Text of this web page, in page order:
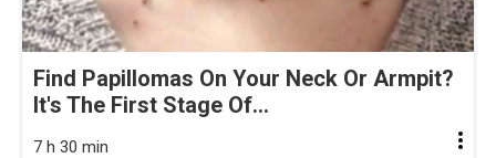
Find Papillomas On Your Neck Or Armpit?
It's The First Stage Of...
7 h 30 min